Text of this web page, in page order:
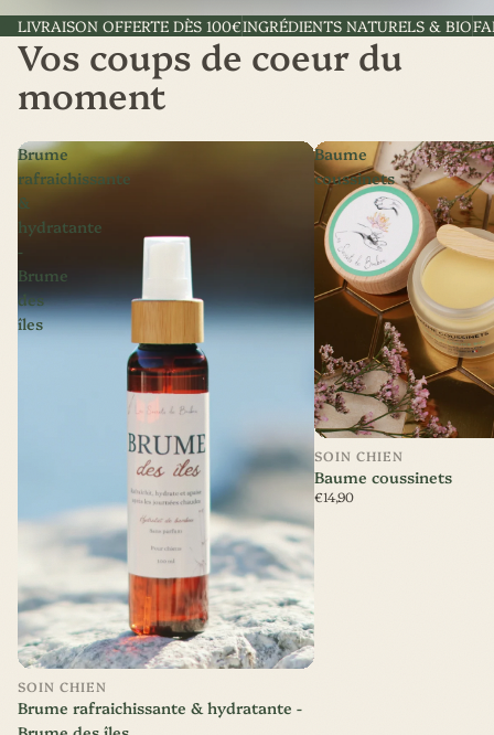
LIVRAISON OFFERTE DÈS 100€INGRÉDIENTS NATURELS & BIO
Vos coups de coeur du
moment
Brume
rafraichissante
&
hydratante
-
Brume
des
îles
Nouveauté
SOIN CHIEN
Brume rafraichissante & hydratante -
Baume
coussinets
SOIN CHIEN
Baume coussinets
€14,90